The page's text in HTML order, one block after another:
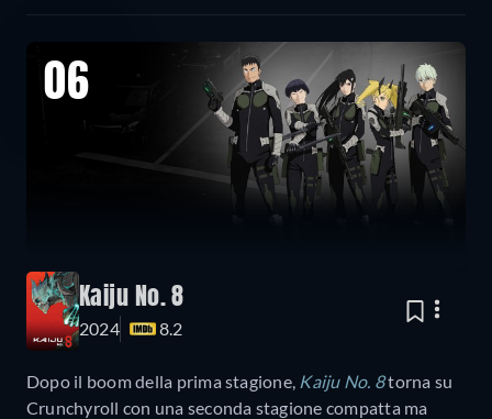
06
Kaiju No. 8
2024 8.2
Dopo il boom della prima stagione, Kaiju No. 8torna su
Crunchyroll con una seconda stagione compatta ma